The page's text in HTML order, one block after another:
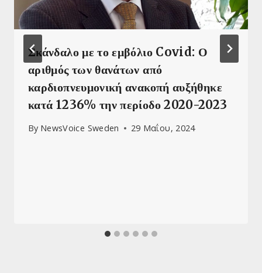
Σκάνδαλο με το εμβόλιο Covid: Ο
αριθμός των θανάτων από
καρδιοπνευμονική ανακοπή αυξήθηκε
κατά 1236% την περίοδο 2020-2023
By NewsVoice Sweden 29 Μαΐου, 2024